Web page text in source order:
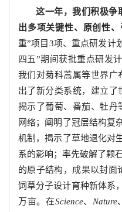
这一年，我们积极争
出多项关键性、原创性
重”项目3项、重点研发计
四五”期间获批重点研发
我们对菊科蒿属等世界广
出了新分类系统，建立了
揭示了葡萄、番茄、牡丹
网络；阐明了冠层结构复
机制，揭示了草地退化对
系的影响；率先破解了颗
的原子结构，成果以封面
饲草分子设计育种新体系
万亩。在Science、 Nature